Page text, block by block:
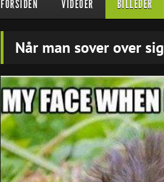
FORSIDEN VIDEOER BILLEDER
Når man sover over sig